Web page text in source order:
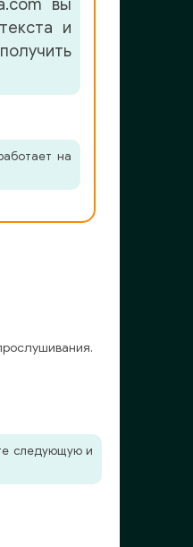
вы
и
на
следующую и